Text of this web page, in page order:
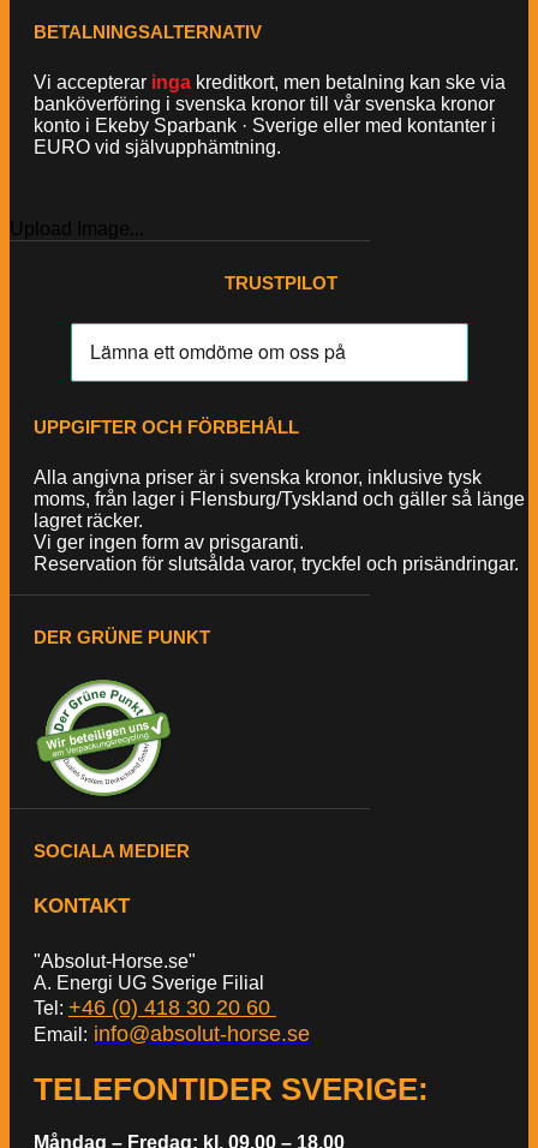
BETALNINGSALTERNATIV
Vi accepterar inga kreditkort, men betalning kan ske via
banköverföring i svenska kronor till vår svenska kronor
konto i Ekeby Sparbank · Sverige eller med kontanter i
EURO vid självupphämtning.
Upload Image...
TRUSTPILOT
UPPGIFTER OCH FÖRBEHÅLL
Alla angivna priser är i svenska kronor, inklusive tysk
moms, från lager i Flensburg/Tyskland och gäller så länge
lagret räcker.
Vi ger ingen form av prisgaranti.
Reservation för slutsålda varor, tryckfel och prisändringar.
DER GRÜNE PUNKT
SOCIALA MEDIER
KONTAKT
"Absolut-Horse.se"
A. Energi UG Sverige Filial
Tel: +46 (0) 418 30 20 60
Email: info@absolut-horse.se
TELEFONTIDER SVERIGE:
Måndag – Fredag: kl. 09.00 – 18.00